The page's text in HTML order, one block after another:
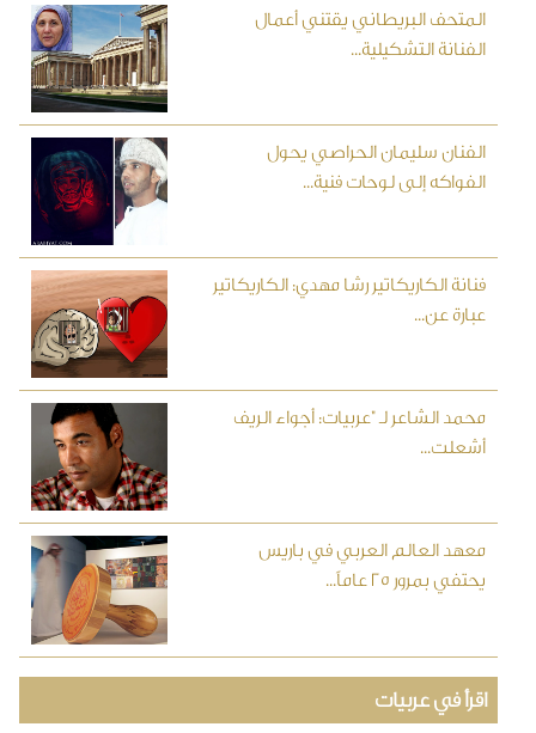
المتحف البريطاني يقتني أعمال
الفنانة التشكيلية...
الفنان سليمان الحراصي يحول
الفواكه إلى لوحات فنية...
فنانة الكاريكاتير رشا مهدي: الكاريكاتير
عبارة عن...
محمد الشاعر لـ "عربيات: أجواء الريف
أشعلت...
معهد العالم العربي في باريس
يحتفي بمرور 25 عاماً...
اقرأ في عربيات